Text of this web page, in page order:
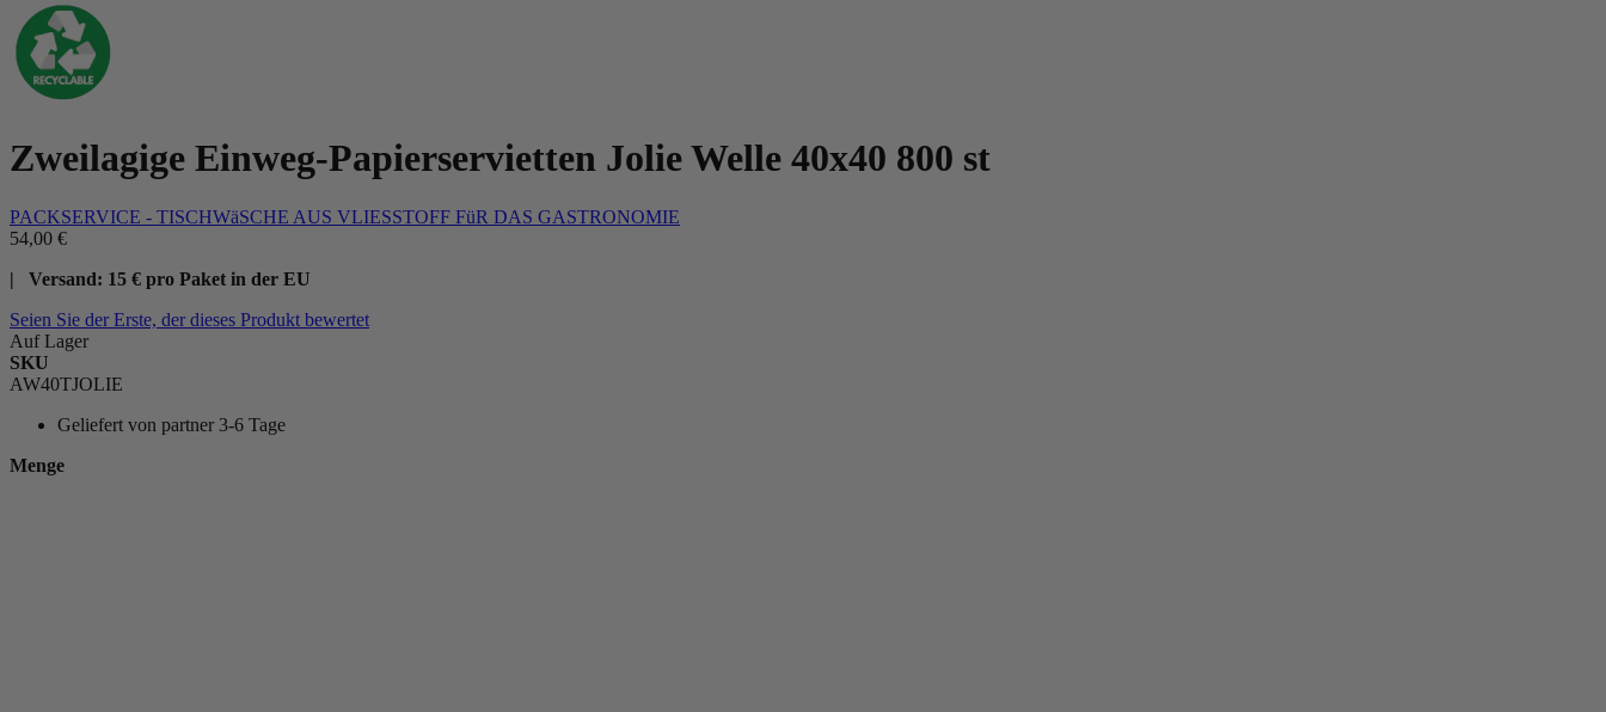
Zweilagige Einweg-Papierservietten Jolie Welle 40x40 800 st
PACKSERVICE - TISCHWäSCHE AUS VLIESSTOFF FüR DAS GASTRONOMIE
54,00 €
| Versand: 15 € pro Paket in der EU
Seien Sie der Erste, der dieses Produkt bewertet
Auf Lager
SKU
AW40TJOLIE
Geliefert von partner 3-6 Tage
Menge